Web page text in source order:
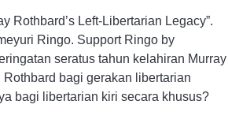
Rothbard’s Left-Libertarian Legacy”.
Ringo. Support Ringo by
seratus tahun kelahiran Murray
bagi gerakan libertarian
bagi libertarian kiri secara khusus?